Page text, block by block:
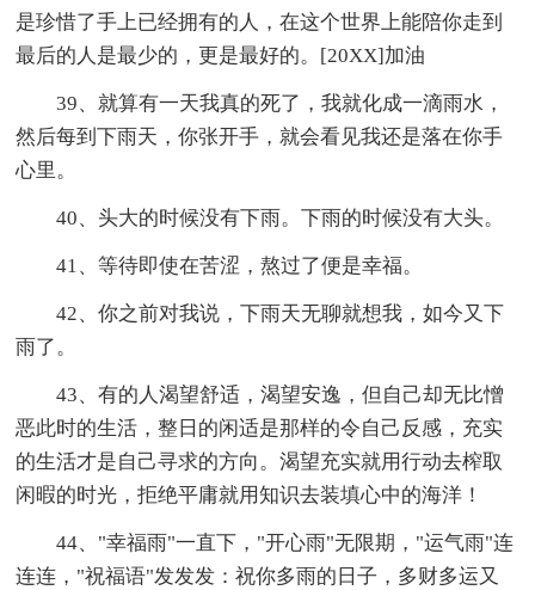
是珍惜了手上已经拥有的人，在这个世界上能陪你走到
最后的人是最少的，更是最好的。[20XX]加油
39、就算有一天我真的死了，我就化成一滴雨水，
然后每到下雨天，你张开手，就会看见我还是落在你手
心里。
40、头大的时候没有下雨。下雨的时候没有大头。
41、等待即使在苦涩，熬过了便是幸福。
42、你之前对我说，下雨天无聊就想我，如今又下
雨了。
43、有的人渴望舒适，渴望安逸，但自己却无比憎
恶此时的生活，整日的闲适是那样的令自己反感，充实
的生活才是自己寻求的方向。渴望充实就用行动去榨取
闲暇的时光，拒绝平庸就用知识去装填心中的海洋！
44、"幸福雨"一直下，"开心雨"无限期，"运气雨"连
连连，"祝福语"发发发：祝你多雨的日子，多财多运又